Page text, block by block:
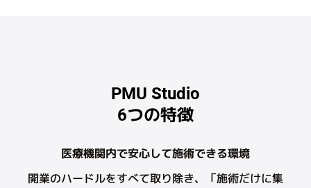
PMU Studio
6つの特徴
医療機関内で安心して施術できる環境
開業のハードルをすべて取り除き、「施術だけに集